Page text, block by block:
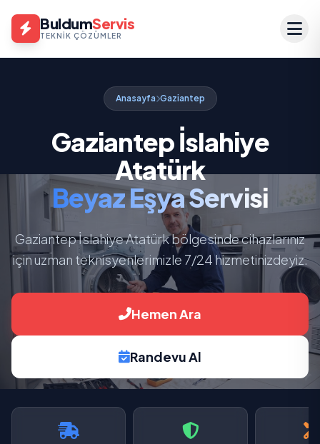
BuldumServis
TEKNIK ÇÖZÜMLER
Anasayfa Gaziantep
Gaziantep İslahiye
Atatürk
Beyaz Eşya Servisi
Gaziantep İslahiye Atatürk bölgesinde cihazlarınız
için uzman teknisyenlerimizle 7/24 hizmetinizdeyiz.
Hemen Ara
Randevu Al